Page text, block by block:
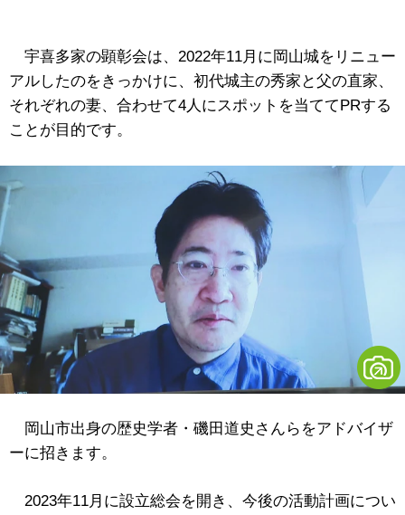
宇喜多家の顕彰会は、2022年11月に岡山城をリニュー
アルしたのをきっかけに、初代城主の秀家と父の直家、
それぞれの妻、合わせて4人にスポットを当ててPRする
ことが目的です。
岡山市出身の歴史学者・磯田道史さんらをアドバイザ
ーに招きます。
2023年11月に設立総会を開き、今後の活動計画につい